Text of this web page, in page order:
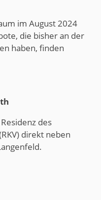
im August 2024
die bisher an der
haben, finden
des
direkt neben